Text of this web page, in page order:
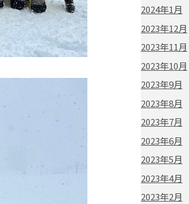
2024年1月
2023年12月
2023年11月
2023年10月
2023年9月
2023年8月
2023年7月
2023年6月
2023年5月
2023年4月
2023年2月